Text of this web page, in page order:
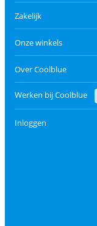
Zakelijk
Onze winkels
Over Coolblue
Werken bij Coolblue
Inloggen